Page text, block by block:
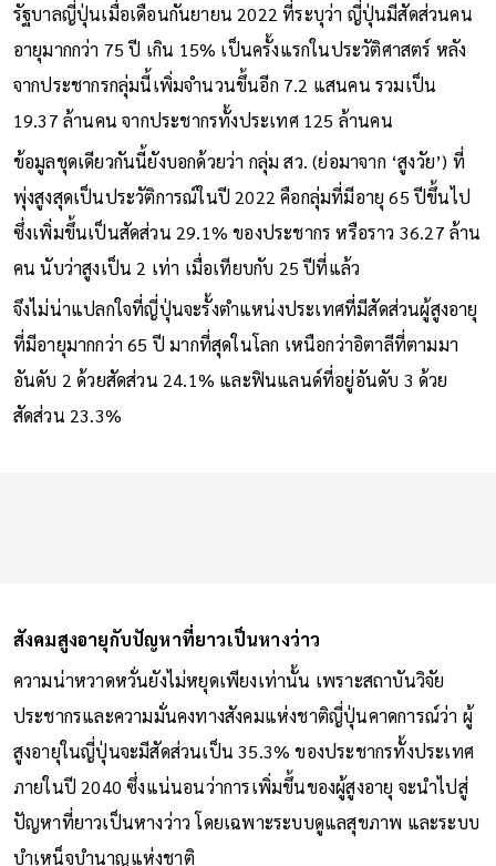
รัฐบาลญี่ปุ่นเมื่อเดือนกันยายน 2022 ที่ระบุว่า ญี่ปุ่นมีสัดส่วนคน
อายุมากกว่า 75 ปี เกิน 15% เป็นครั้งแรกในประวัติศาสตร์ หลัง
จากประชากรกลุ่มนี้เพิ่มจำนวนขึ้นอีก 7.2 แสนคน รวมเป็น
19.37 ล้านคน จากประชากรทั้งประเทศ 125 ล้านคน
ข้อมูลชุดเดียวกันนี้ยังบอกด้วยว่า กลุ่ม สว. (ย่อมาจาก ‘สูงวัย’) ที่
พุ่งสูงสุดเป็นประวัติการณ์ในปี 2022 คือกลุ่มที่มีอายุ 65 ปีขึ้นไป
ซึ่งเพิ่มขึ้นเป็นสัดส่วน 29.1% ของประชากร หรือราว 36.27 ล้าน
คน นับว่าสูงเป็น 2 เท่า เมื่อเทียบกับ 25 ปีที่แล้ว
จึงไม่น่าแปลกใจที่ญี่ปุ่นจะรั้งตำแหน่งประเทศที่มีสัดส่วนผู้สูงอายุ
ที่มีอายุมากกว่า 65 ปี มากที่สุดในโลก เหนือกว่าอิตาลีที่ตามมา
อันดับ 2 ด้วยสัดส่วน 24.1% และฟินแลนด์ที่อยู่อันดับ 3 ด้วย
สัดส่วน 23.3%
สังคมสูงอายุกับปัญหาที่ยาวเป็นหางว่าว
ความน่าหวาดหวั่นยังไม่หยุดเพียงเท่านั้น เพราะสถาบันวิจัย
ประชากรและความมั่นคงทางสังคมแห่งชาติญี่ปุ่นคาดการณ์ว่า ผู้
สูงอายุในญี่ปุ่นจะมีสัดส่วนเป็น 35.3% ของประชากรทั้งประเทศ
ภายในปี 2040 ซึ่งแน่นอนว่าการเพิ่มขึ้นของผู้สูงอายุ จะนำไปสู่
ปัญหาที่ยาวเป็นหางว่าว โดยเฉพาะระบบดูแลสุขภาพ และระบบ
บำเหน็จบำนาญแห่งชาติ